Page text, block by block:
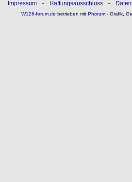
Impressum - Haftungsausschluss -
W126-forum.de betrieben mitPhorum- Grafik,